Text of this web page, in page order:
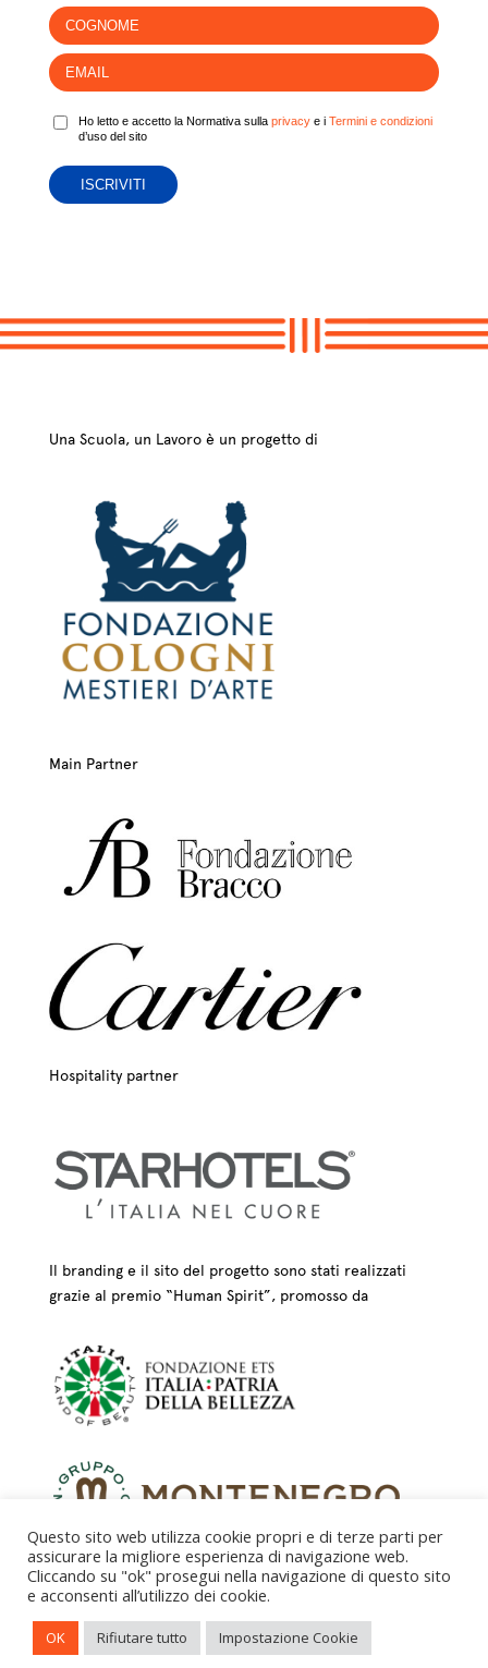
Ho letto e accetto la Normativa sulla privacye i Termini e condizioni
d’uso del sito
Una Scuola, un Lavoro è un progetto di
Main Partner
Hospitality partner
Il branding e il sito del progetto sono stati realizzati
grazie al premio “Human Spirit”, promosso da
CREDITS – © FONDAZIONE COLOGNI DEI MESTIERI
D’ARTE ETS 2025
Questo sito web utilizza cookie propri e di terze parti per
assicurare la migliore esperienza di navigazione web.
Cliccando su "ok" prosegui nella navigazione di questo sito
e acconsenti all’utilizzo dei cookie.
OK Rifiutare tutto Impostazione Cookie